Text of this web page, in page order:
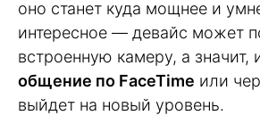
оно станет куда мощнее и
интересное — девайс может
встроенную камеру, а значит,
общение по FaceTime или
выйдет на новый уровень.